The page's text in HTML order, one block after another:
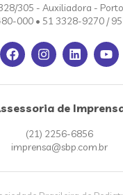
305 - Auxiliadora - Porto
000 • 51 3328-9270 /
de
(21) 2256-6856
imprensa@sbp.com.br